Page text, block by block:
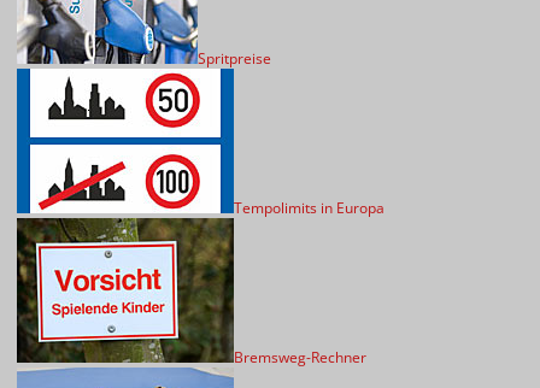
Spritpreise
Tempolimits in Europa
Bremsweg-Rechner